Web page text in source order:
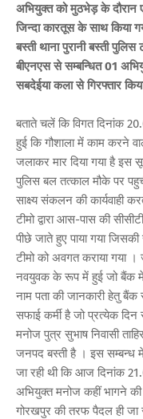
अभियुक्त को मुठभेड़ के
जिन्दा कारतूस के साथ किया
बस्ती थाना पुरानी बस्ती
बीएनएस से सम्बन्धित 01
सबदेईया कला से गिरफ्तार
बताते चलें कि विगत दिनांक
हुई कि गौशाला में काम करने
जलाकर मार दिया गया है इस
पुलिस बल तत्काल मौके पर
साक्ष्य संकलन की कार्यवाही
टीमो द्वारा आस-पास की
पीछे जाते हुए पाया गया
टीमो को अवगत कराया गया
नवयुवक के रूप में हुई जो बैंक में
नाम पता की जानकारी हेतु बैंक
सफाई कर्मी है जो प्रत्येक
मनोज पुत्र सुभाष निवासी
जनपद बस्ती है । इस सम्बन्ध
जा रही थी कि आज दिनांक
अभियुक्त मनोज कहीं भागने
गोरखपुर की तरफ पैदल ही जा